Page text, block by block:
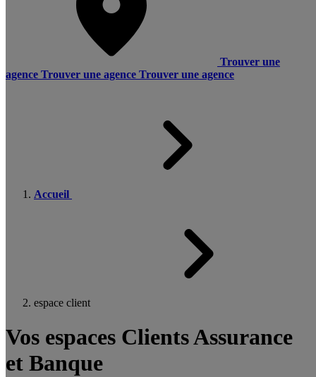
Trouver une
agence Trouver une agence Trouver une agence
Accueil
espace client
Vos espaces Clients Assurance
et Banque